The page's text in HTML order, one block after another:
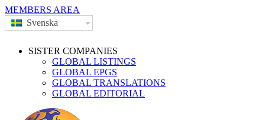
MEMBERS AREA
Svenska
SISTER COMPANIES
GLOBAL LISTINGS
GLOBAL EPGS
GLOBAL TRANSLATIONS
GLOBAL EDITORIAL